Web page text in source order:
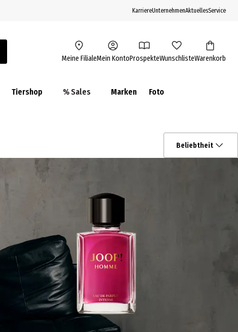
KarriereUnternehmenAktuellesService
Meine FilialeMein KontoProspekteWunschlisteWarenkorb
Tiershop % Sales Marken Foto
Beliebtheit